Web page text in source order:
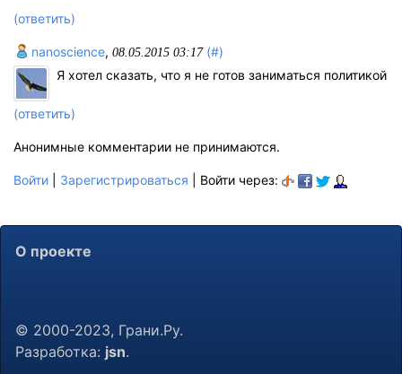
(ответить)
nanoscience, 08.05.2015 03:17 (#)
Я хотел сказать, что я не готов заниматься политикой
(ответить)
Анонимные комментарии не принимаются.
Войти Зарегистрироваться | Войти через:
О проекте
© 2000-2023, Грани.Ру.
Разработка: jsn.